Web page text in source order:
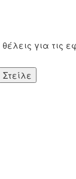
για τις
Στείλε